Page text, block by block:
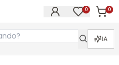
0 0
IA